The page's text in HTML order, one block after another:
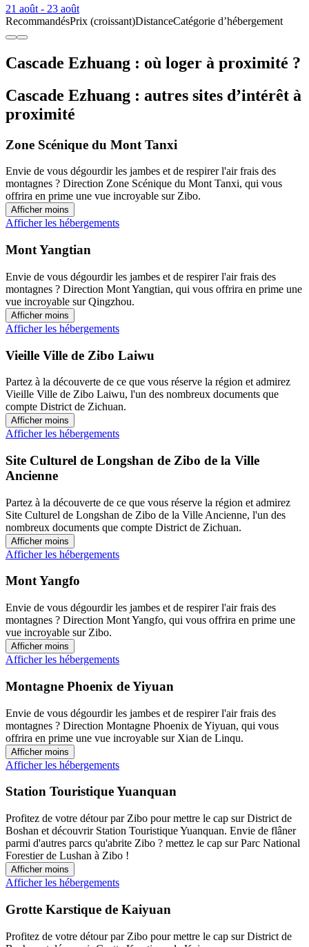
21 août - 23 août
RecommandésPrix (croissant)DistanceCatégorie d’hébergement
Cascade Ezhuang : où loger à proximité ?
Cascade Ezhuang : autres sites d’intérêt à
proximité
Zone Scénique du Mont Tanxi
Envie de vous dégourdir les jambes et de respirer l'air frais des
montagnes ? Direction Zone Scénique du Mont Tanxi, qui vous
offrira en prime une vue incroyable sur Zibo.
Afficher moins
Afficher les hébergements
Mont Yangtian
Envie de vous dégourdir les jambes et de respirer l'air frais des
montagnes ? Direction Mont Yangtian, qui vous offrira en prime une
vue incroyable sur Qingzhou.
Afficher moins
Afficher les hébergements
Vieille Ville de Zibo Laiwu
Partez à la découverte de ce que vous réserve la région et admirez
Vieille Ville de Zibo Laiwu, l'un des nombreux documents que
compte District de Zichuan.
Afficher moins
Afficher les hébergements
Site Culturel de Longshan de Zibo de la Ville
Ancienne
Partez à la découverte de ce que vous réserve la région et admirez
Site Culturel de Longshan de Zibo de la Ville Ancienne, l'un des
nombreux documents que compte District de Zichuan.
Afficher moins
Afficher les hébergements
Mont Yangfo
Envie de vous dégourdir les jambes et de respirer l'air frais des
montagnes ? Direction Mont Yangfo, qui vous offrira en prime une
vue incroyable sur Zibo.
Afficher moins
Afficher les hébergements
Montagne Phoenix de Yiyuan
Envie de vous dégourdir les jambes et de respirer l'air frais des
montagnes ? Direction Montagne Phoenix de Yiyuan, qui vous
offrira en prime une vue incroyable sur Xian de Linqu.
Afficher moins
Afficher les hébergements
Station Touristique Yuanquan
Profitez de votre détour par Zibo pour mettre le cap sur District de
Boshan et découvrir Station Touristique Yuanquan. Envie de flâner
parmi d'autres parcs qu'abrite Zibo ? mettez le cap sur Parc National
Forestier de Lushan à Zibo !
Afficher moins
Afficher les hébergements
Grotte Karstique de Kaiyuan
Profitez de votre détour par Zibo pour mettre le cap sur District de